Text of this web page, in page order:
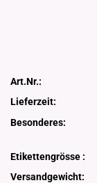
Art.Nr.:
Lieferzeit:
Besonderes:
Etikettengrösse :
Versandgewicht: